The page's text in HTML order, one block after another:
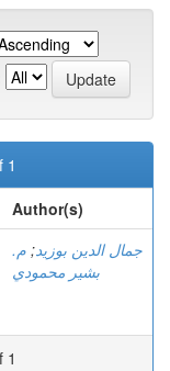
1
Author(s)
جمال الدين بوزيد; م.
بشير محمودي
1